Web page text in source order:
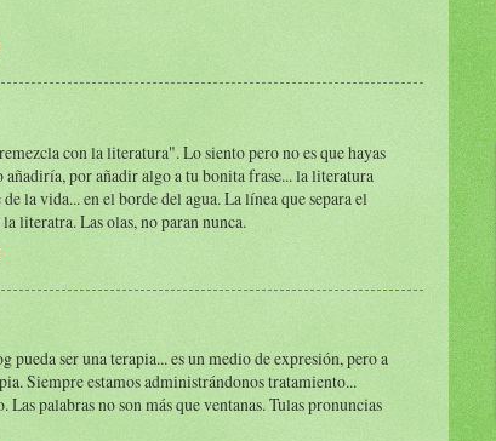
con la literatura". Lo siento pero no es que hayas
añadiría, por añadir algo a tu bonita frase... la literatura
la vida... en el borde del agua. La línea que separa el
literatra. Las olas, no paran nunca.
pueda ser una terapia... es un medio de expresión, pero a
Siempre estamos administrándonos tratamiento...
palabras no son más que ventanas. Tulas pronuncias